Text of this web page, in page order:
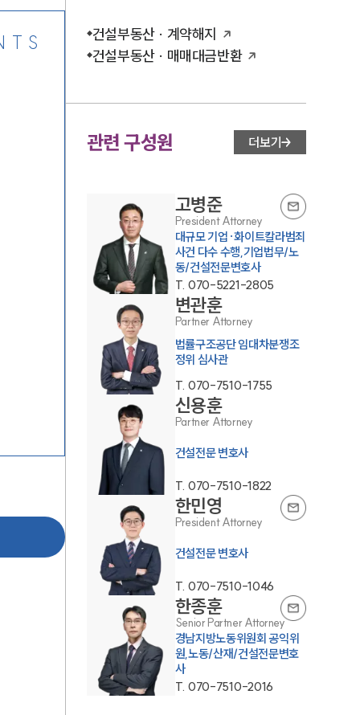
팀소개
팀소개
대륜의 강점
오시는 길
글로벌 파트너 로펌
고객의 소리
건설부동산 · 계약해지
건설부동산 · 매매대금반환
관련 구성원 더보기
고병준
President Attorney
대규모 기업·화이트칼라범죄
사건 다수 수행,기업법무/노
동/건설전문변호사
T. 070-5221-2805
변관훈
Partner Attorney
법률구조공단 임대차분쟁조
정위 심사관
T. 070-7510-1755
신용훈
Partner Attorney
건설전문 변호사
T. 070-7510-1822
한민영
President Attorney
건설전문 변호사
T. 070-7510-1046
한종훈
Senior Partner Attorney
경남지방노동위원회 공익위
원,노동/산재/건설전문변호
사
T. 070-7510-2016